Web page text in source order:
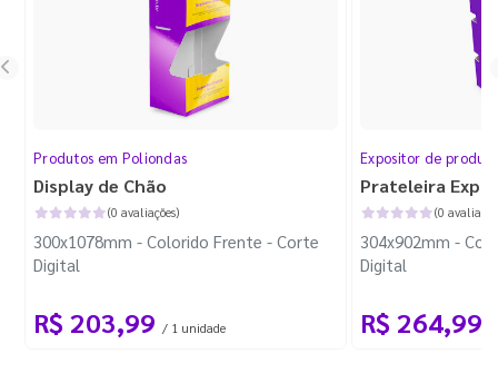
Produtos em Poliondas
Display de Chão
(0 avaliações)
300x1078mm - Colorido Frente - Corte
Digital
R$ 203,99 / 1 unidade
Expositor de
Prateleira
(0
304x902mm -
Digital
R$ 264,99